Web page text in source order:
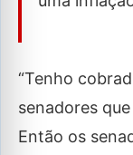
“Tenho
senadores
Então os